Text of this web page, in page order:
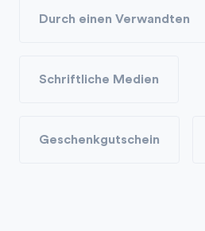
Durch einen Verwandten
Schriftliche Medien
Geschenkgutschein